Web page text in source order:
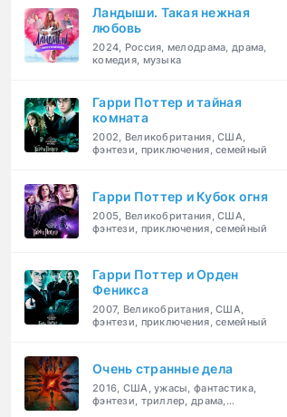
Ландыши. Такая нежная
любовь
2024, Россия, мелодрама, драма,
комедия, музыка
Гарри Поттер и тайная
комната
2002, Великобритания, США,
фэнтези, приключения, семейный
Гарри Поттер и Кубок огня
2005, Великобритания, США,
фэнтези, приключения, семейный
Гарри Поттер и Орден
Феникса
2007, Великобритания, США,
фэнтези, приключения, семейный
Очень странные дела
2016, США, ужасы, фантастика,
фэнтези, триллер, драма,